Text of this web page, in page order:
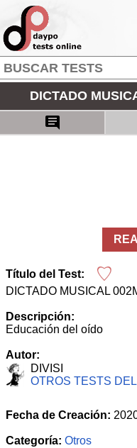
DICTADO
Título del Test:
DICTADO MUSICAL
Descripción:
Educación del oído
Autor:
DIVISI
OTROS TESTS
Fecha de Creación:
Categoría: Otros